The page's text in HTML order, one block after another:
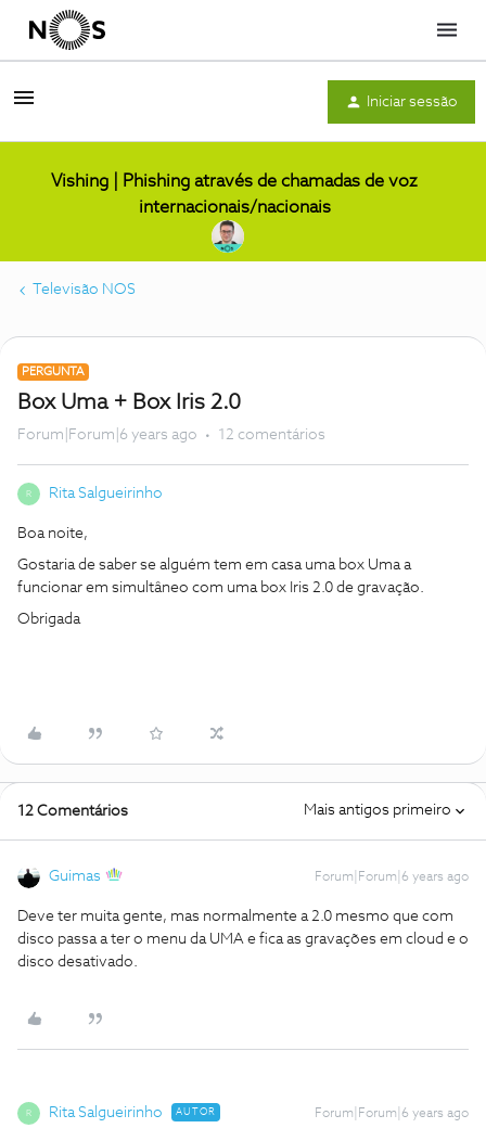
Menu
Iniciar sessão
Vishing | Phishing através de chamadas de voz
internacionais/nacionais
Televisão NOS
PERGUNTA
Box Uma + Box Iris 2.0
Forum|Forum|6 years ago 12 comentários
R Rita Salgueirinho
Boa noite,
Gostaria de saber se alguém tem em casa uma box Uma a
funcionar em simultâneo com uma box Iris 2.0 de gravação.
Obrigada
12 Comentários Mais antigos primeiro
Guimas Forum|Forum|6 years ago
Deve ter muita gente, mas normalmente a 2.0 mesmo que com
disco passa a ter o menu da UMA e fica as gravações em cloud e o
disco desativado.
R Rita Salgueirinho AUTOR Forum|Forum|6 years ago